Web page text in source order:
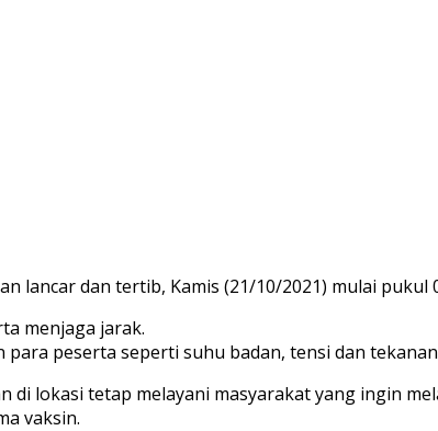
lancar dan tertib, Kamis (21/10/2021) mulai pukul
menjaga jarak.
peserta seperti suhu badan, tensi dan
lokasi tetap melayani masyarakat yang ingin
vaksin.